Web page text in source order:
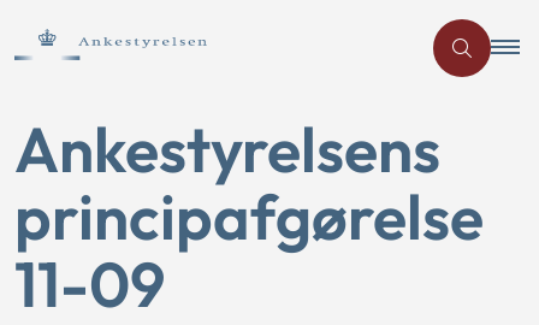
Ankestyrelsens
principafgørelse
11-09